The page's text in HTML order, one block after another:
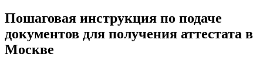
Пошаговая инструкция по подаче
документов для получения аттестата в
Москве